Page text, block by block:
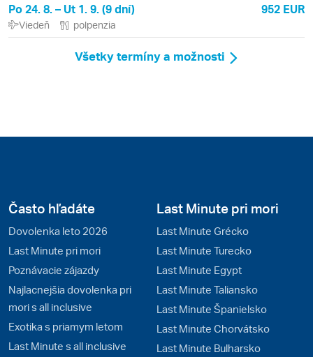
Po 24. 8. – Ut 1. 9. (9 dní) 952 EUR
Viedeň polpenzia
Všetky termíny a možnosti
Často hľadáte
Dovolenka leto 2026
Last Minute pri mori
Poznávacie zájazdy
Najlacnejšia dovolenka pri
mori s all inclusive
Exotika s priamym letom
Last Minute s all inclusive
Last Minute pri mori
Last Minute Grécko
Last Minute Turecko
Last Minute Egypt
Last Minute Taliansko
Last Minute Španielsko
Last Minute Chorvátsko
Last Minute Bulharsko